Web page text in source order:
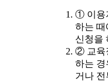
① 이용
하는 때
신청을
② 교육
하는 경
거나